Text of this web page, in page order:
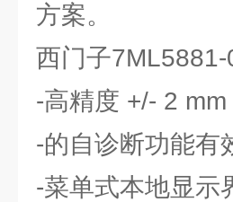
方案。
西门子
-高精度 +/- 2 mm
-的自诊断功能有
-菜单式本地显示